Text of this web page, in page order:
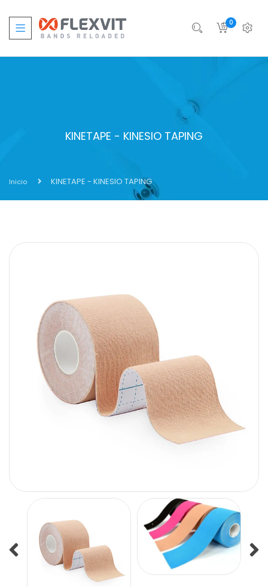
0
KINETAPE - KINESIO TAPING
Inicio KINETAPE - KINESIO TAPING